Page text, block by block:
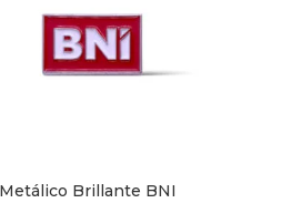
Brillante BNI